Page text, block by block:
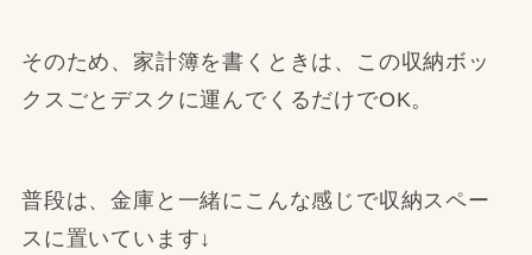
そのため、家計簿を書くときは、この収納ボッ
クスごとデスクに運んでくるだけでOK。
普段は、金庫と一緒にこんな感じで収納スペー
スに置いています↓